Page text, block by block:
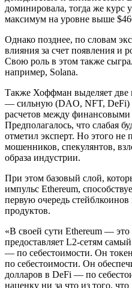
доминировала, тогда же курс
максимум на уровне выше
Однако позднее, по словам
влияния за счет появления и
Свою роль в этом также
например, Solana.
Также Хоффман выделяет две
— сильную (DAO, NFT, DeFi)
расчетов между финансовыми
Предполагалось, что слабая
отметил эксперт. Но этого не
мошенников, спекулянтов,
образа индустрии.
При этом базовый слой,
импульс Ethereum,
первую очередь
продуктов.
«В своей сути Ethereum —
предоставляет L2-сетям
— по себестоимости. Он
по себестоимости. Он
долларов в DeFi — по
наценку ни за что из того,